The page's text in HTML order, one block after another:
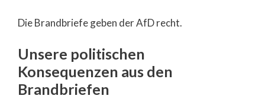
Die Brandbriefe geben der AfD recht.
Unsere politischen
Konsequenzen aus den
Brandbriefen